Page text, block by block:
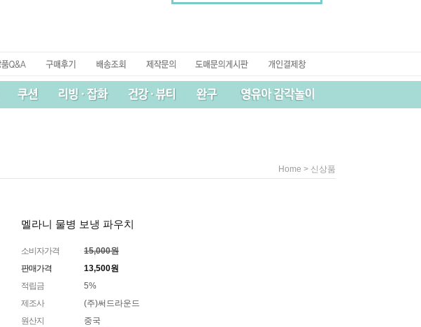
Home > 신상품
멜라니 물병 보냉 파우치
소비자가격
15,000원
판매가격
13,500원
적립금
5%
제조사
(주)써드라운드
원산지
중국